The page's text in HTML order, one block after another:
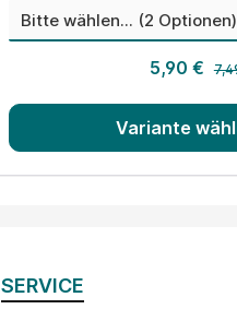
5,90 €
Variante
SERVICE